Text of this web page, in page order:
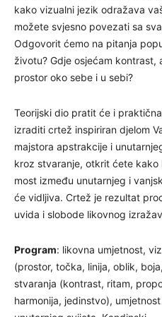
kako vizualni jezik odražava
možete svjesno povezati sa
Odgovorit ćemo na pitanja
životu? Gdje osjećam kontrast,
prostor oko sebe i u sebi?
Teorijski dio pratit će i
izraditi crtež inspiriran djelom
majstora apstrakcije i
kroz stvaranje, otkrit ćete
most između unutarnjeg i
će vidljiva. Crtež je rezultat
uvida i slobode likovnog
Program: likovna umjetnost,
(prostor, točka, linija, oblik,
stvaranja (kontrast, ritam,
harmonija, jedinstvo),